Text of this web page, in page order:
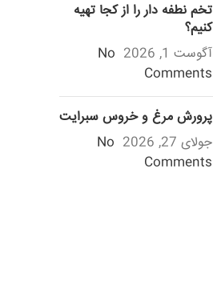
تخم نطفه دار را از کجا تهیه
کنیم؟
آگوست 1, 2026
No
Comments
پرورش مرغ و خروس سبرایت
جولای 27, 2026
No
Comments